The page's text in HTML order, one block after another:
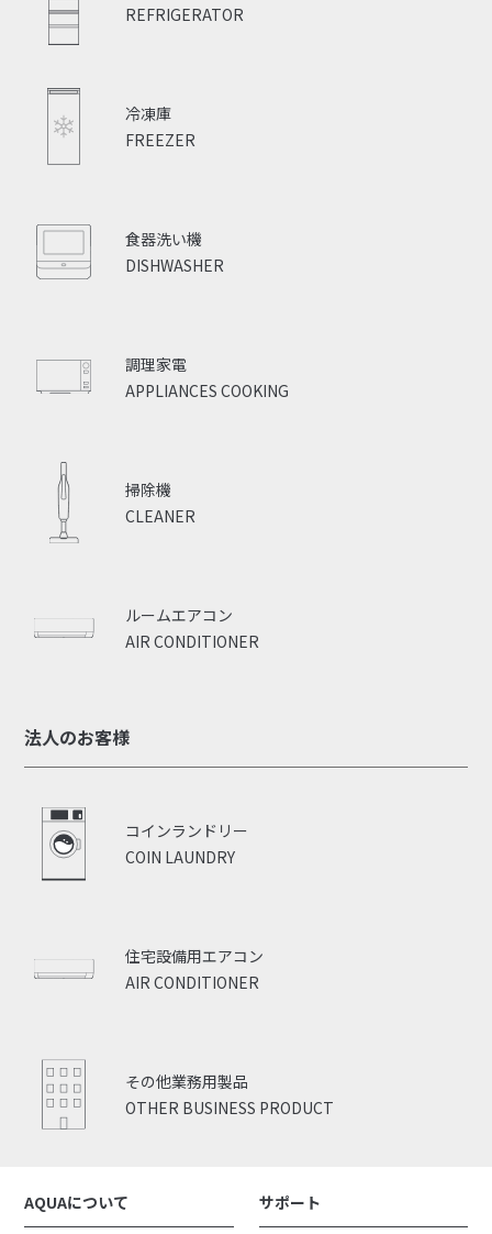
REFRIGERATOR
FREEZER
冷凍庫
DISHWASHER
食器洗い機
APPLIANCES COOKING
調理家電
CLEANER
掃除機
AIR CONDITIONER
ルームエアコン
法人のお客様
COIN LAUNDRY
コインランドリー
AIR CONDITIONER
住宅設備用エアコン
OTHER BUSINESS PRODUCT
その他業務用製品
AQUAについて サポート